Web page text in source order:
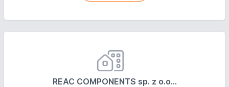
REAC COMPONENTS sp. z o.o...